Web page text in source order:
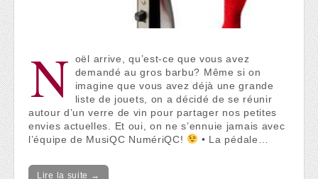
N
oël arrive, qu’est-ce que vous avez
demandé au gros barbu? Même si on
imagine que vous avez déjà une grande
liste de jouets, on a décidé de se réunir
autour d’un verre de vin pour partager nos petites
envies actuelles. Et oui, on ne s’ennuie jamais avec
l’équipe de MusiQC NumériQC!
• La pédale…
Lire la suite →